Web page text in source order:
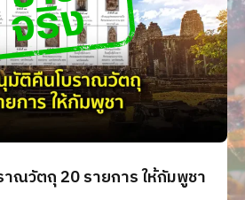
ณวัตถุ 20 รายการ ให้กัมพูชา